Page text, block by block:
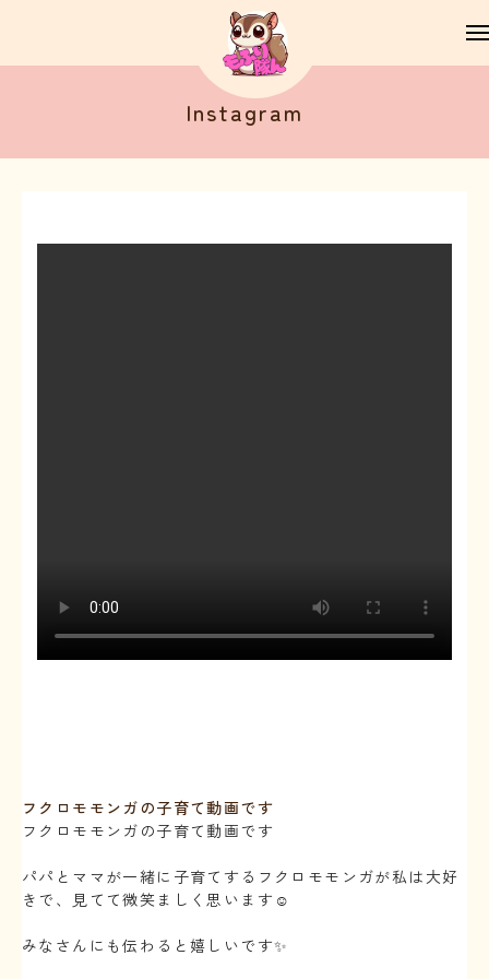
Instagram
フクロモモンガの子育て動画です
フクロモモンガの子育て動画です
パパとママが一緒に子育てするフクロモモンガが私は大好
きで、見てて微笑ましく思います☺️
みなさんにも伝わると嬉しいです✨